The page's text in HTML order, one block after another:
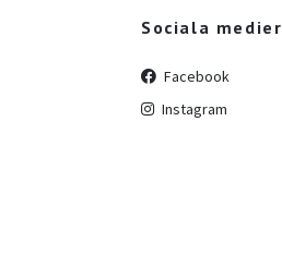
Sociala medier
Facebook
Instagram